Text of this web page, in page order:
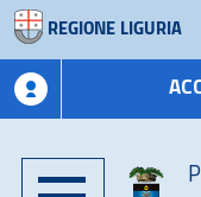
REGIONE LIGURIA